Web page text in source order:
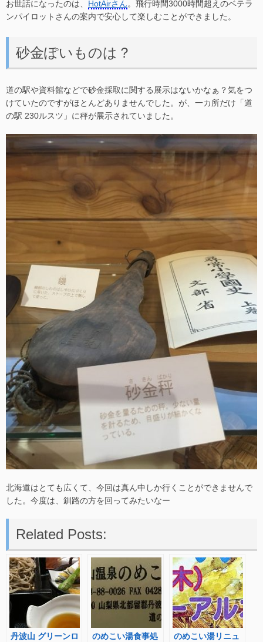
お世話になったのは、 HotAirさん。飛行時間3000時間超えのベテラ
ンパイロットさんの案内で安心して楽しむことができました。
砂金ぽいものは？
道の駅や資料館などで砂金採取に関する展示はないかなぁ？気をつ
けていたのですがほとんどありませんでした。が、一カ所だけ「道
の駅 230ルスツ」に秤が展示されていました。
北海道はとても広くて、今回は真ん中しか行くことができませんで
した。今度は、釧路の方を回ってみたいなー
Related Posts:
丹波山 グリーンロ
のめこい湯食事処
のめこい湯リニュ